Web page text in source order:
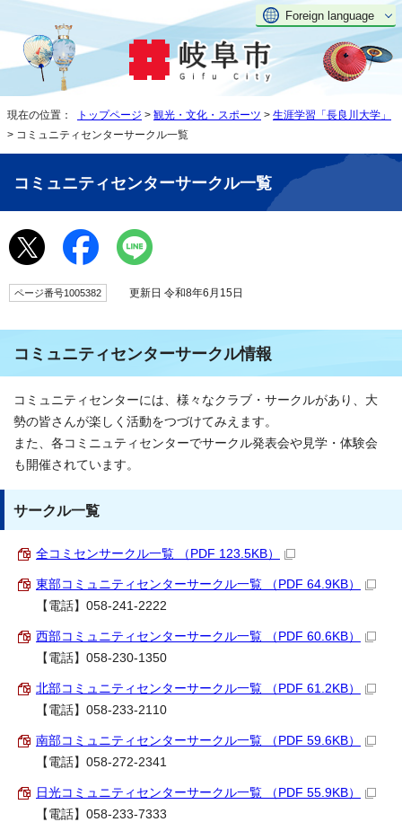
Foreign language
現在の位置： トップページ > 観光・文化・スポーツ > 生涯学習「長良川大学」
> コミュニティセンターサークル一覧
コミュニティセンターサークル一覧
ページ番号1005382 更新日 令和8年6月15日
コミュニティセンターサークル情報
コミュニティセンターには、様々なクラブ・サークルがあり、大
勢の皆さんが楽しく活動をつづけてみえます。
また、各コミニュティセンターでサークル発表会や見学・体験会
も開催されています。
サークル一覧
全コミセンサークル一覧 （PDF 123.5KB）
東部コミュニティセンターサークル一覧 （PDF 64.9KB）
【電話】058-241-2222
西部コミュニティセンターサークル一覧 （PDF 60.6KB）
【電話】058-230-1350
北部コミュニティセンターサークル一覧 （PDF 61.2KB）
【電話】058-233-2110
南部コミュニティセンターサークル一覧 （PDF 59.6KB）
【電話】058-272-2341
日光コミュニティセンターサークル一覧 （PDF 55.9KB）
【電話】058-233-7333